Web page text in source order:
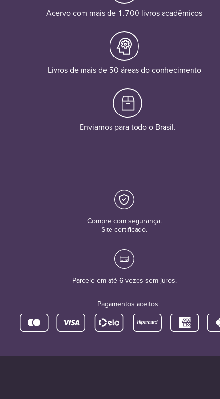
Acervo com mais de 1.700 livros acadêmicos
Livros de mais de 50 áreas do conhecimento
Enviamos para todo o Brasil.
Compre com segurança.
Site certificado.
Parcele em até 6 vezes sem juros.
Pagamentos aceitos